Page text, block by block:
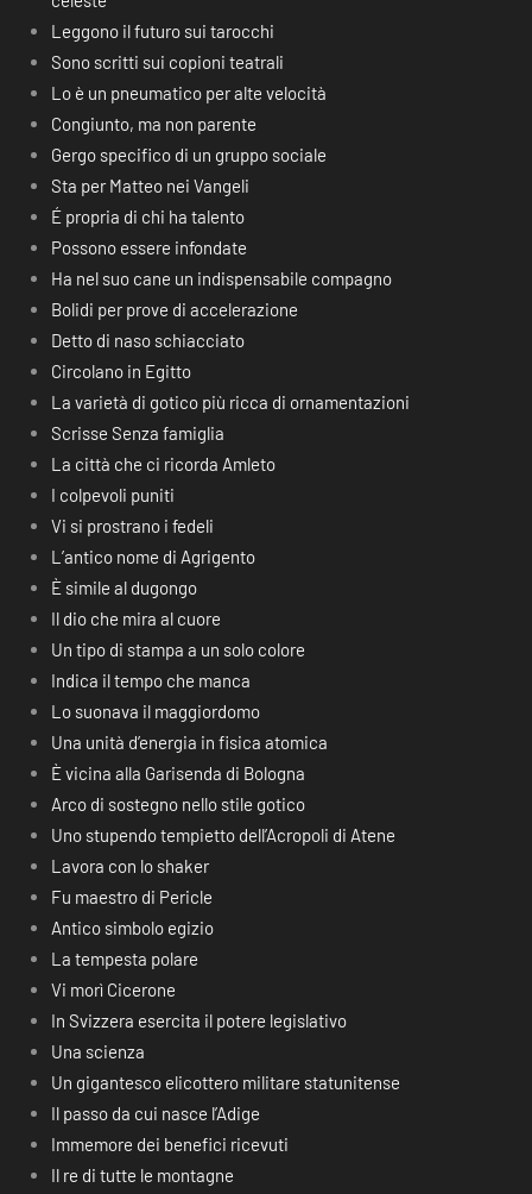
Leggono il futuro sui tarocchi
Sono scritti sui copioni teatrali
Lo è un pneumatico per alte velocità
Congiunto, ma non parente
Gergo specifico di un gruppo sociale
Sta per Matteo nei Vangeli
É propria di chi ha talento
Possono essere infondate
Ha nel suo cane un indispensabile compagno
Bolidi per prove di accelerazione
Detto di naso schiacciato
Circolano in Egitto
La varietà di gotico più ricca di ornamentazioni
Scrisse Senza famiglia
La città che ci ricorda Amleto
I colpevoli puniti
Vi si prostrano i fedeli
L’antico nome di Agrigento
È simile al dugongo
Il dio che mira al cuore
Un tipo di stampa a un solo colore
Indica il tempo che manca
Lo suonava il maggiordomo
Una unità d’energia in fisica atomica
È vicina alla Garisenda di Bologna
Arco di sostegno nello stile gotico
Uno stupendo tempietto dell’Acropoli di Atene
Lavora con lo shaker
Fu maestro di Pericle
Antico simbolo egizio
La tempesta polare
Vi morì Cicerone
In Svizzera esercita il potere legislativo
Una scienza
Un gigantesco elicottero militare statunitense
Il passo da cui nasce l’Adige
Immemore dei benefici ricevuti
Il re di tutte le montagne